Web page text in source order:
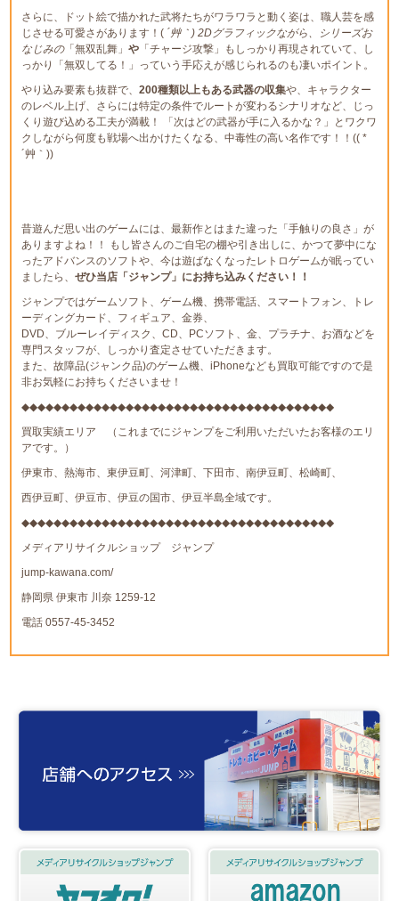
さらに、ドット絵で描かれた武将たちがワラワラと動く姿は、職人芸を感
じさせる可愛さがあります！( ´艸｀) 2Dグラフィックながら、シリーズお
なじみの「無双乱舞」 や「チャージ攻撃」もしっかり再現されていて、し
っかり「無双してる！」っていう手応えが感じられるのも凄いポイント。
やり込み要素も抜群で、 200種類以上もある武器の収集や、キャラクター
のレベル上げ、さらには特定の条件でルートが変わるシナリオなど、じっ
くり遊び込める工夫が満載！ 「次はどの武器が手に入るかな？」とワクワ
クしながら何度も戦場へ出かけたくなる、中毒性の高い名作です！！(( *
´艸｀))
昔遊んだ思い出のゲームには、最新作とはまた違った「手触りの良さ」が
ありますよね！！ もし皆さんのご自宅の棚や引き出しに、かつて夢中にな
ったアドバンスのソフトや、今は遊ばなくなったレトロゲームが眠ってい
ましたら、 ぜひ当店「ジャンプ」にお持ち込みください！！
ジャンプではゲームソフト、ゲーム機、携帯電話、スマートフォン、トレ
ーディングカード、フィギュア、金券、
DVD、ブルーレイディスク、CD、PCソフト、金、プラチナ、お酒などを
専門スタッフが、しっかり査定させていただきます。
また、故障品(ジャンク品)のゲーム機、iPhoneなども買取可能ですので是
非お気軽にお持ちくださいませ！
◆◆◆◆◆◆◆◆◆◆◆◆◆◆◆◆◆◆◆◆◆◆◆◆◆◆◆◆◆◆◆◆◆◆◆◆◆◆◆
買取実績エリア （これまでにジャンプをご利用いただいたお客様のエリ
アです。）
伊東市、熱海市、東伊豆町、河津町、下田市、南伊豆町、松崎町、
西伊豆町、伊豆市、伊豆の国市、伊豆半島全域です。
◆◆◆◆◆◆◆◆◆◆◆◆◆◆◆◆◆◆◆◆◆◆◆◆◆◆◆◆◆◆◆◆◆◆◆◆◆◆◆
メディアリサイクルショップ ジャンプ
jump-kawana.com/
静岡県 伊東市 川奈 1259-12
電話 0557-45-3452